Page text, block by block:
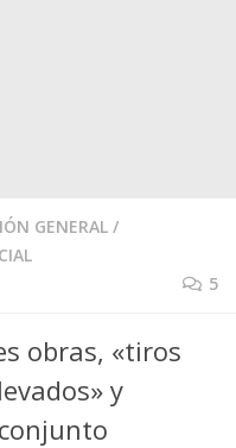
GENERAL /
5
obras, «tiros
y